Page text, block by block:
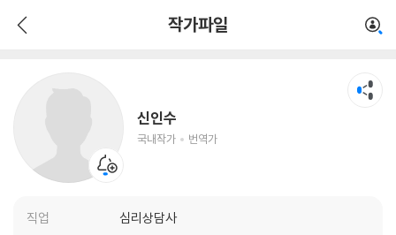
작가파일
신인수
국내작가 번역가
직업
심리상담사